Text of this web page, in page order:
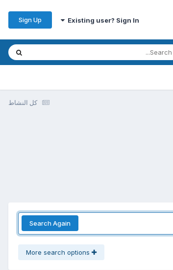
Existing user? Sign In
Sign Up
كل النشاط
Search Again